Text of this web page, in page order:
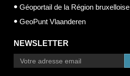
Géoportail de la Région bruxelloise
GeoPunt Vlaanderen
NEWSLETTER